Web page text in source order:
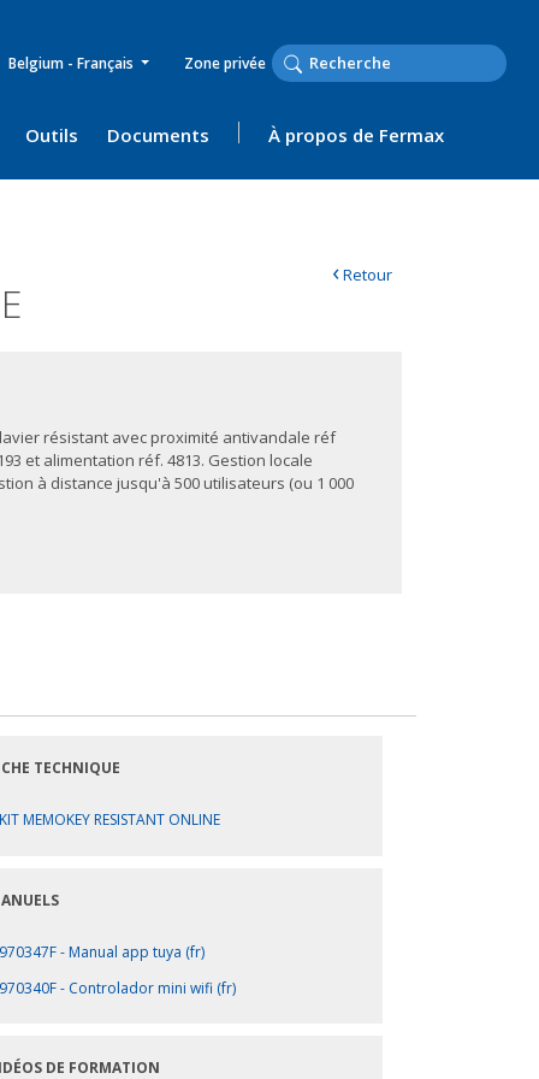
Belgium - Français Zone privée
Outils Documents À propos de Fermax
‹Retour
résistant avec proximité antivandale réf
et alimentation réf. 4813. Gestion locale
à distance jusqu'à 500 utilisateurs (ou 1 000
TECHNIQUE
KIT MEMOKEY RESISTANT ONLINE
970347F - Manual app tuya (fr)
970340F - Controlador mini wifi (fr)
DE FORMATION